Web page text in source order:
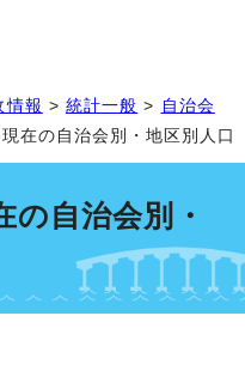
情報 > 統計一般 > 自治会
在の自治会別・地区別人口
自治会別・